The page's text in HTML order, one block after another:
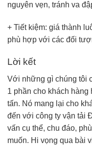
nguyên vẹn, tránh va
+ Tiết kiệm: giá thành
phù hợp với các đối
Lời kết
Với những gì chúng tôi
1 phần cho khách hàng
tấn. Nó mang lại cho
đến với công ty vận tải
vấn cụ thể, chu đáo,
muốn. Hi vọng qua bài